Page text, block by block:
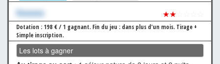
Xxxxxxx ★★
Dotation : 198 € / 1 gagnant. Fin du jeu : dans plus d'un mois. Tirage +
Simple inscription.
Les lots à gagner